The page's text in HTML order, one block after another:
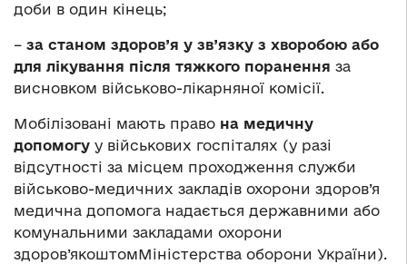
доби в один кінець;
– за станом здоров’я у зв’язку з хворобою або
для лікування після тяжкого поранення за
висновком військово-лікарняної комісії.
Мобілізовані мають право на медичну
допомогу у військових госпіталях (у разі
відсутності за місцем проходження служби
військово-медичних закладів охорони здоров’я
медична допомога надається державними або
комунальними закладами охорони
здоров’якоштомМіністерства оборони України).